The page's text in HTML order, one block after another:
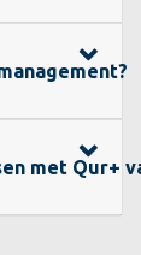
met Qur+